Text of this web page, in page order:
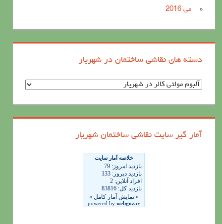
می 2016
دسته های نقاشی ساختمان در شهریار
د
آمار گیر سایت نقاشی ساختمان شهریار